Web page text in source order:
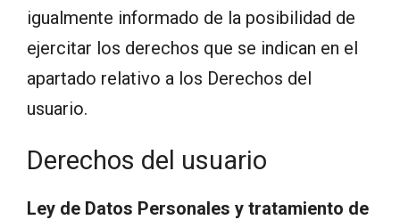
igualmente informado de la posibilidad de
ejercitar los derechos que se indican en el
apartado relativo a los Derechos del
usuario.
Derechos del usuario
Ley de Datos Personales y tratamiento de